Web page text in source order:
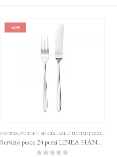
-40%
CUCINA,OUTLET- SPECIAL SALE/ ULTIMI PEZZI,POSATE
Servizio pesce 24 pezzi LINEA HANNAH SAMBONET